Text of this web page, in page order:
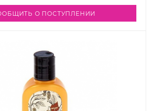
О ПОСТУПЛЕНИИ